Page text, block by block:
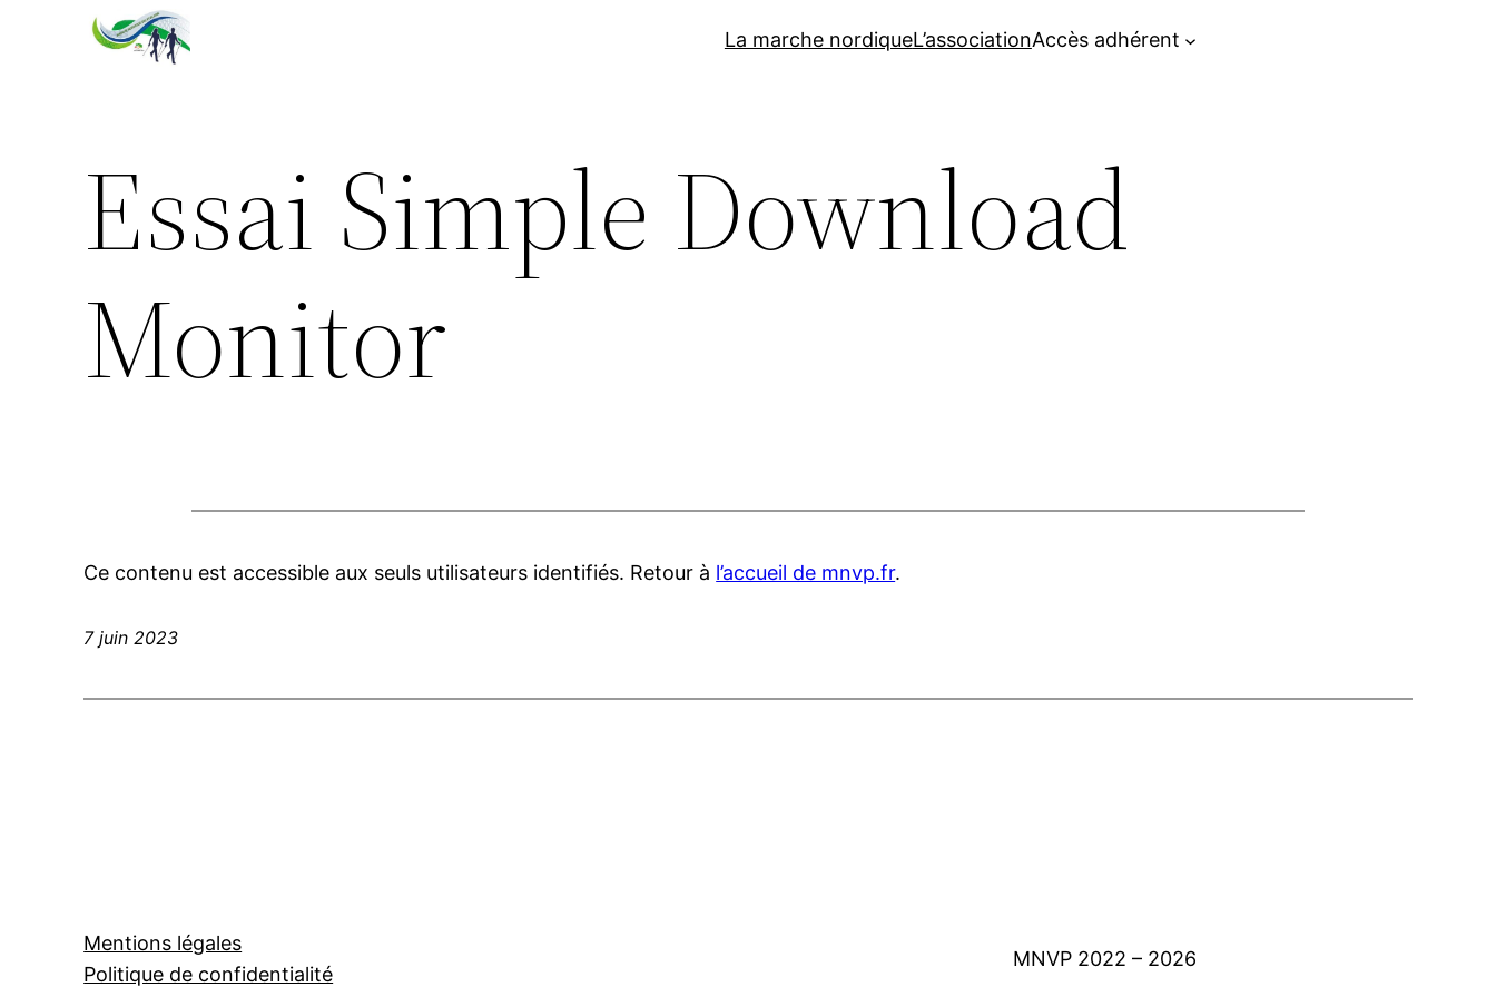
La marche nordiqueL’associationAccès adhérent
Essai Simple Download
Monitor
Ce contenu est accessible aux seuls utilisateurs identifiés. Retour à l’accueil de mnvp.fr.
7 juin 2023
Mentions légales
Politique de confidentialité
MNVP 2022 – 2026